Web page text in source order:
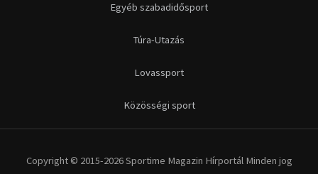
Egyéb szabadidősport
Túra-Utazás
Lovassport
Közösségi sport
Copyright © 2015-2026 Sportime Magazin Hírportál Minden jog